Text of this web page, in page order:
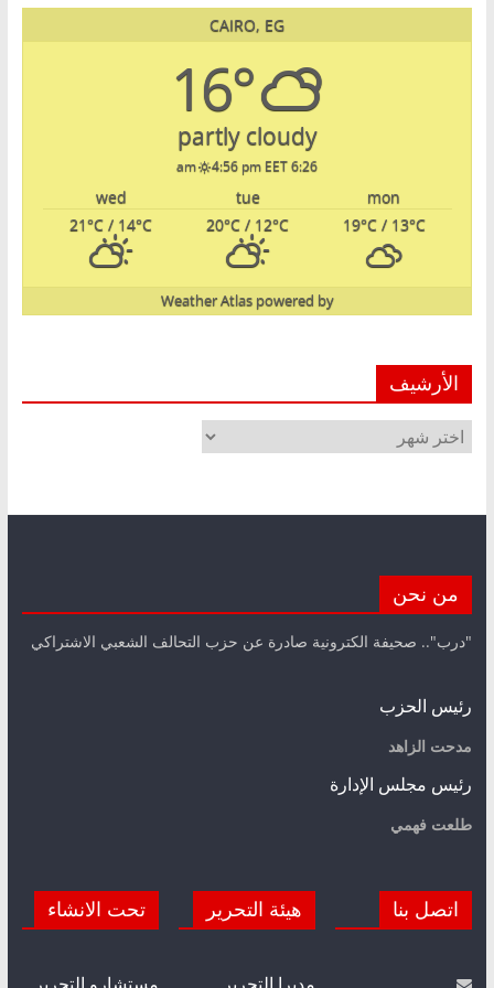
CAIRO, EG
16°
partly cloudy
6:26 am
4:56 pm EET
mon
tue
wed
19°C/ 13°C
20°C / 12°C
21°C / 14°C
powered by
Weather Atlas
الأرشيف
الأرشيف
من نحن
"درب".. صحيفة الكترونية صادرة عن حزب التحالف الشعبي الاشتراكي
رئيس الحزب
مدحت الزاهد
رئيس مجلس الإدارة
طلعت فهمي
اتصل بنا هيئة التحرير تحت الانشاء